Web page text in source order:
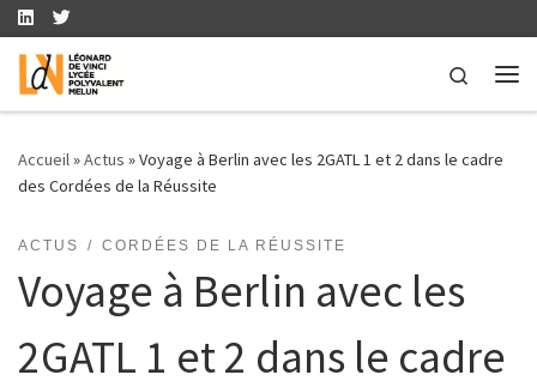
Skip to content
Search
Accueil»Actus »Voyage à Berlin avec les 2GATL 1 et 2 dans le cadre
des Cordées de la Réussite
ACTUS CORDÉES DE LA RÉUSSITE
Voyage à Berlin avec les
2GATL 1 et 2 dans le cadre